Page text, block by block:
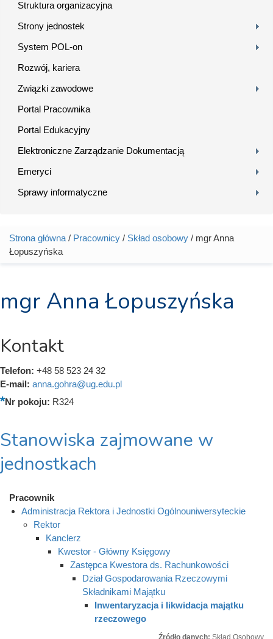
Struktura organizacyjna
Strony jednostek
System POL-on
Rozwój, kariera
Związki zawodowe
Portal Pracownika
Portal Edukacyjny
Elektroniczne Zarządzanie Dokumentacją
Emeryci
Sprawy informatyczne
Jesteś tutaj
Strona główna / Pracownicy / Skład osobowy / mgr Anna
Łopuszyńska
mgr Anna Łopuszyńska
Kontakt
Telefon: +48 58 523 24 32
E-mail: anna.gohra@ug.edu.pl
Nr pokoju: R324
Stanowiska zajmowane w
jednostkach
Pracownik
Administracja Rektora i Jednostki Ogólnouniwersyteckie
Rektor
Kanclerz
Kwestor - Główny Księgowy
Zastępca Kwestora ds. Rachunkowości
Dział Gospodarowania Rzeczowymi
Składnikami Majątku
Inwentaryzacja i likwidacja majątku
rzeczowego
Źródło danych: Skład Osobowy